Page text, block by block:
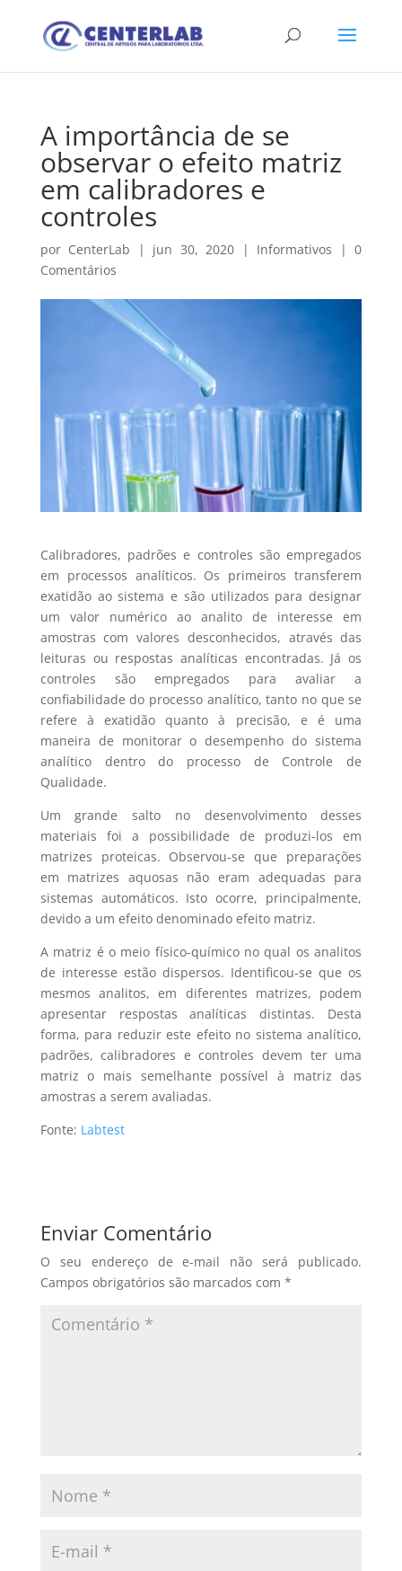
A importância de se
observar o efeito matriz
em calibradores e
controles
por CenterLab | jun 30, 2020 | Informativos |0
Comentários
Calibradores, padrões e controles são empregados
em processos analíticos. Os primeiros transferem
exatidão ao sistema e são utilizados para designar
um valor numérico ao analito de interesse em
amostras com valores desconhecidos, através das
leituras ou respostas analíticas encontradas. Já os
controles são empregados para avaliar a
confiabilidade do processo analítico, tanto no que se
refere à exatidão quanto à precisão, e é uma
maneira de monitorar o desempenho do sistema
analítico dentro do processo de Controle de
Qualidade.
Um grande salto no desenvolvimento desses
materiais foi a possibilidade de produzi-los em
matrizes proteicas. Observou-se que preparações
em matrizes aquosas não eram adequadas para
sistemas automáticos. Isto ocorre, principalmente,
devido a um efeito denominado efeito matriz.
A matriz é o meio físico-químico no qual os analitos
de interesse estão dispersos. Identificou-se que os
mesmos analitos, em diferentes matrizes, podem
apresentar respostas analíticas distintas. Desta
forma, para reduzir este efeito no sistema analítico,
padrões, calibradores e controles devem ter uma
matriz o mais semelhante possível à matriz das
amostras a serem avaliadas.
Fonte: Labtest
Enviar Comentário
O seu endereço de e-mail não será publicado.
Campos obrigatórios são marcados com *